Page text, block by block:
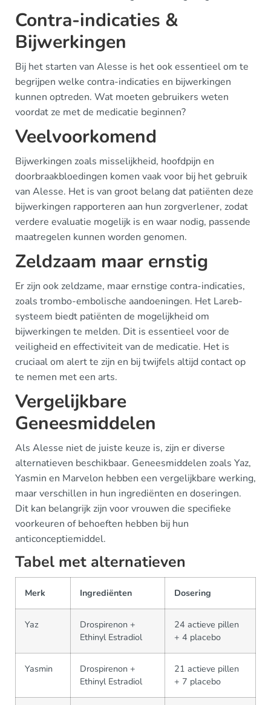
Contra-indicaties &
Bijwerkingen
Bij het starten van Alesse is het ook essentieel om te
begrijpen welke contra-indicaties en bijwerkingen
kunnen optreden. Wat moeten gebruikers weten
voordat ze met de medicatie beginnen?
Veelvoorkomend
Bijwerkingen zoals misselijkheid, hoofdpijn en
doorbraakbloedingen komen vaak voor bij het gebruik
van Alesse. Het is van groot belang dat patiënten deze
bijwerkingen rapporteren aan hun zorgverlener, zodat
verdere evaluatie mogelijk is en waar nodig, passende
maatregelen kunnen worden genomen.
Zeldzaam maar ernstig
Er zijn ook zeldzame, maar ernstige contra-indicaties,
zoals trombo-embolische aandoeningen. Het Lareb-
systeem biedt patiënten de mogelijkheid om
bijwerkingen te melden. Dit is essentieel voor de
veiligheid en effectiviteit van de medicatie. Het is
cruciaal om alert te zijn en bij twijfels altijd contact op
te nemen met een arts.
Vergelijkbare
Geneesmiddelen
Als Alesse niet de juiste keuze is, zijn er diverse
alternatieven beschikbaar. Geneesmiddelen zoals Yaz,
Yasmin en Marvelon hebben een vergelijkbare werking,
maar verschillen in hun ingrediënten en doseringen.
Dit kan belangrijk zijn voor vrouwen die specifieke
voorkeuren of behoeften hebben bij hun
anticonceptiemiddel.
Tabel met alternatieven
Merk Ingrediënten Dosering
Yaz
Drospirenon +
Ethinyl Estradiol
24 actieve pillen
+ 4 placebo
Yasmin
Drospirenon +
Ethinyl Estradiol
21 actieve pillen
+ 7 placebo